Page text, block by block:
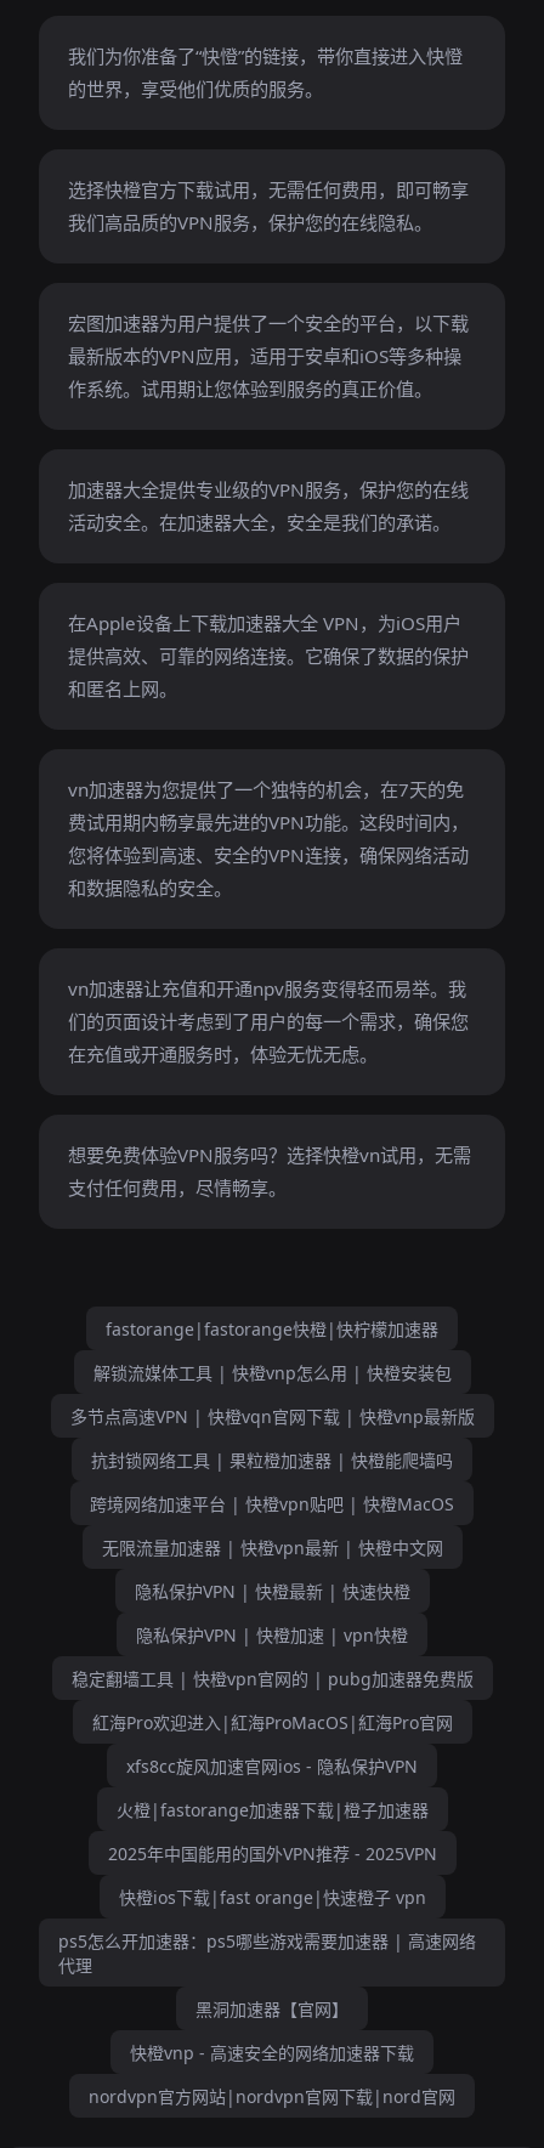
我们为你准备了“快憕”的链接，带你直接进入快憕
的世界，享受他们优质的服务。
选择快橙官方下载试用，无需任何费用，即可畅享
我们高品质的VPN服务，保护您的在线隐私。
宏图加速器为用户提供了一个安全的平台，以下载
最新版本的VPN应用，适用于安卓和iOS等多种操
作系统。试用期让您体验到服务的真正价值。
加速器大全提供专业级的VPN服务，保护您的在线
活动安全。在加速器大全，安全是我们的承诺。
在Apple设备上下载加速器大全 VPN，为iOS用户
提供高效、可靠的网络连接。它确保了数据的保护
和匿名上网。
vn加速器为您提供了一个独特的机会，在7天的免
费试用期内畅享最先进的VPN功能。这段时间内，
您将体验到高速、安全的VPN连接，确保网络活动
和数据隐私的安全。
vn加速器让充值和开通npv服务变得轻而易举。我
们的页面设计考虑到了用户的每一个需求，确保您
在充值或开通服务时，体验无忧无虑。
想要免费体验VPN服务吗？选择快橙vn试用，无需
支付任何费用，尽情畅享。
fastorange|fastorange快橙|快柠檬加速器
解锁流媒体工具 | 快橙vnp怎么用 | 快橙安装包
多节点高速VPN | 快橙vqn官网下载 | 快橙vnp最新版
抗封锁网络工具 | 果粒橙加速器 | 快橙能爬墙吗
跨境网络加速平台 | 快橙vpn贴吧 | 快橙MacOS
无限流量加速器 | 快橙vpn最新 | 快橙中文网
隐私保护VPN | 快橙最新 | 快速快橙
隐私保护VPN | 快橙加速 | vpn快橙
稳定翻墙工具 | 快橙vpn官网的 | pubg加速器免费版
紅海Pro欢迎进入|紅海ProMacOS|紅海Pro官网
xfs8cc旋风加速官网ios - 隐私保护VPN
火橙|fastorange加速器下载|橙子加速器
2025年中国能用的国外VPN推荐 - 2025VPN
快橙ios下载|fast orange|快速橙子 vpn
ps5怎么开加速器：ps5哪些游戏需要加速器 | 高速网络
代理
黑洞加速器【官网】
快橙vnp - 高速安全的网络加速器下载
nordvpn官方网站|nordvpn官网下载|nord官网